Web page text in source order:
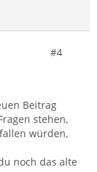
#4
Beitrag
stehen,
würden,
noch das alte